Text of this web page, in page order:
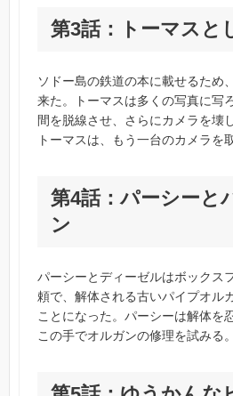
第3話：トーマスと
ソドー島の鉄道の本に載せるため
来た。トーマスは多くの写真に写
間を脱線させ、さらにカメラを壊
トーマスは、もう一台のカメラを
第4話：パーシーと
ン
パーシーとディーゼルはボックス
頼で、解体される古いパイプオル
ことになった。パーシーは解体を
この手でオルガンの修理を試みる。